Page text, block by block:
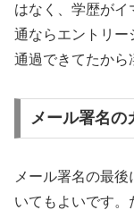
はなく、学歴が
通ならエントリー
通過できてたから
メール署名
メール署名の最
いてもよいです。